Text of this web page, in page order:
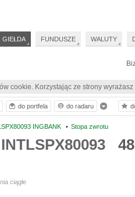
cookie. Korzystając ze strony
INGBANK • Stopa zwrotu
ciągłe
do portfela do radaru
GIEŁDA FUNDUSZE WALUTY